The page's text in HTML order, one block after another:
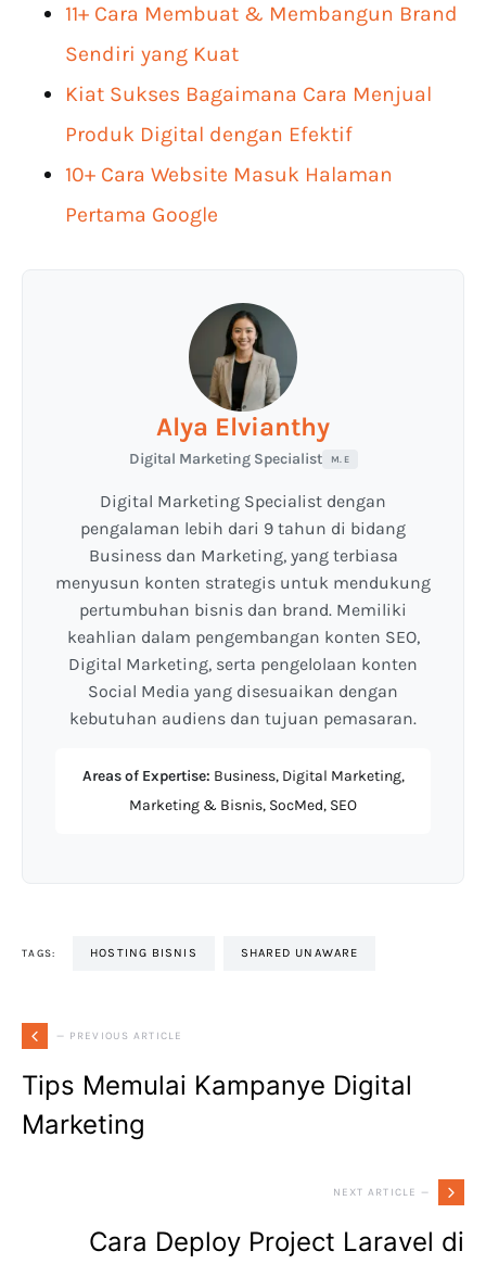
11+ Cara Membuat & Membangun Brand
Sendiri yang Kuat
Kiat Sukses Bagaimana Cara Menjual
Produk Digital dengan Efektif
10+ Cara Website Masuk Halaman
Pertama Google
Alya Elvianthy
Digital Marketing Specialist M. E
Digital Marketing Specialist dengan
pengalaman lebih dari 9 tahun di bidang
Business dan Marketing, yang terbiasa
menyusun konten strategis untuk mendukung
pertumbuhan bisnis dan brand. Memiliki
keahlian dalam pengembangan konten SEO,
Digital Marketing, serta pengelolaan konten
Social Media yang disesuaikan dengan
kebutuhan audiens dan tujuan pemasaran.
Areas of Expertise: Business, Digital Marketing,
Marketing & Bisnis, SocMed, SEO
TAGS: HOSTING BISNIS SHARED UNAWARE
— PREVIOUS ARTICLE
Tips Memulai Kampanye Digital
Marketing
NEXT ARTICLE —
Cara Deploy Project Laravel di